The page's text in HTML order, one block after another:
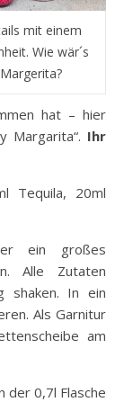
mit einem
Wie wär´s
hat – hier
Margarita“. Ihr
Tequila, 20ml
ein großes
Alle Zutaten
shaken. In ein
Als Garnitur
am
der 0,7l Flasche